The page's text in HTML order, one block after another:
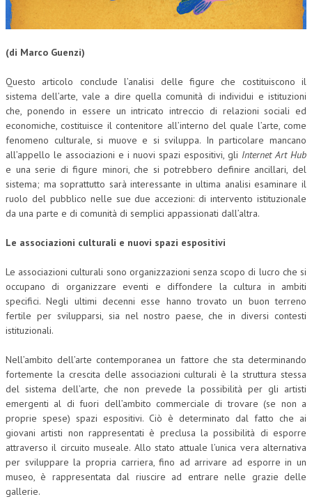
BROCHURE CE.S.E.D.
LA RIVISTA
LA RIVISTA
COMITATO SCIENTIFICO
COMITATO EDITORIALE
CODICE ETICO
ECONOMIA
CORPORATE SOCIAL RESPONSIBILITY
ECONOMIA DELL’ARTE
INTERNAZIONALIZZAZIONE
HUMAN RESOURCES
RISORSE UMANE
(di Marco Guenzi)
Questo articolo conclude l’analisi delle figure che costituiscono il
sistema dell’arte, vale a dire quella comunità di individui e istituzioni
che, ponendo in essere un intricato intreccio di relazioni sociali ed
economiche, costituisce il contenitore all’interno del quale l’arte, come
fenomeno culturale, si muove e si sviluppa. In particolare mancano
all’appello le associazioni e i nuovi spazi espositivi, gli Internet Art Hub
e una serie di figure minori, che si potrebbero definire ancillari, del
sistema; ma soprattutto sarà interessante in ultima analisi esaminare il
ruolo del pubblico nelle sue due accezioni: di intervento istituzionale
da una parte e di comunità di semplici appassionati dall’altra.
Le associazioni culturali e nuovi spazi espositivi
Le associazioni culturali sono organizzazioni senza scopo di lucro che si
occupano di organizzare eventi e diffondere la cultura in ambiti
specifici. Negli ultimi decenni esse hanno trovato un buon terreno
fertile per svilupparsi, sia nel nostro paese, che in diversi contesti
istituzionali.
Nell’ambito dell’arte contemporanea un fattore che sta determinando
fortemente la crescita delle associazioni culturali è la struttura stessa
del sistema dell’arte, che non prevede la possibilità per gli artisti
emergenti al di fuori dell’ambito commerciale di trovare (se non a
proprie spese) spazi espositivi. Ciò è determinato dal fatto che ai
giovani artisti non rappresentati è preclusa la possibilità di esporre
attraverso il circuito museale. Allo stato attuale l’unica vera alternativa
per sviluppare la propria carriera, fino ad arrivare ad esporre in un
museo, è rappresentata dal riuscire ad entrare nelle grazie delle
gallerie.